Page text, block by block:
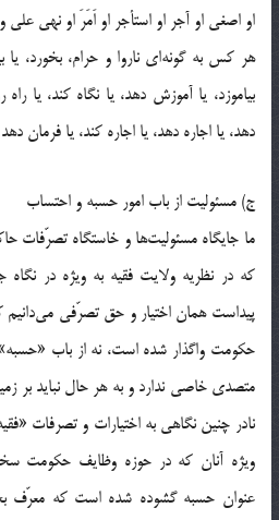
او اصغی او آجر او استأجر او اَمَرَ او نهی علی
هر کس به گونه‌ای ناروا و حرام، بخورد، يا
بياموزد، يا آموزش دهد، يا نگاه کند، يا
دهد، يا اجاره دهد، يا اجاره کند، يا فرمان
ج) مسئوليت از باب امور حسبه و احتساب
ما جايگاه مسئوليت‌ها و خاستگاه تصرّفات
که در نظريه ولايت فقيه به ويژه در
پيداست همان اختيار و حق تصرّفی
حکومت واگذار شده است، نه از باب
متصدی خاصی ندارد و به هر حال نبايد بر
نادر چنين نگاهی به اختيارات و تصرفات
ويژه آنان که در حوزه وظايف حکومت
عنوان حسبه گشوده شده است که معرّف